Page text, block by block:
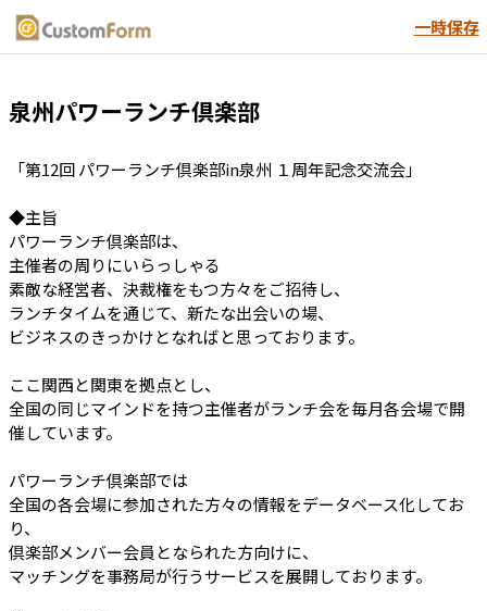
一時保存
泉州パワーランチ倶楽部
「第12回 パワーランチ倶楽部in泉州 １周年記念交流会」
◆主旨
パワーランチ倶楽部は、
主催者の周りにいらっしゃる
素敵な経営者、決裁権をもつ方々をご招待し、
ランチタイムを通じて、新たな出会いの場、
ビジネスのきっかけとなればと思っております。
ここ関西と関東を拠点とし、
全国の同じマインドを持つ主催者がランチ会を毎月各会場で開
催しています。
パワーランチ倶楽部では
全国の各会場に参加された方々の情報をデータベース化してお
り、
倶楽部メンバー会員となられた方向けに、
マッチングを事務局が行うサービスを展開しております。